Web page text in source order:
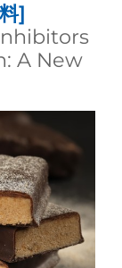
]
A New